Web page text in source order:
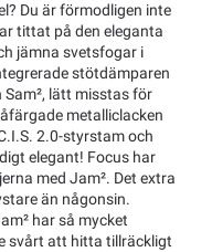
Du är förmodligen inte
tittat på den eleganta
jämna svetsfogar i
stötdämparen
Sam², lätt misstas för
metalliclacken
2.0-styrstam och
elegant! Focus har
med Jam². Det extra
än någonsin.
har så mycket
svårt att hitta tillräckligt